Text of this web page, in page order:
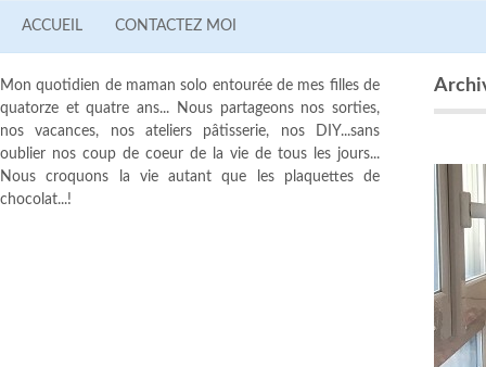
ACCUEIL CONTACTEZ MOI
Mon quotidien de maman solo entourée de mes filles de
quatorze et quatre ans... Nous partageons nos sorties,
nos vacances, nos ateliers pâtisserie, nos DIY...sans
oublier nos coup de coeur de la vie de tous les jours...
Nous croquons la vie autant que les plaquettes de
chocolat...!